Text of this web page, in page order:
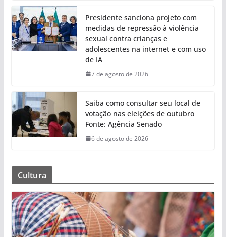
Presidente sanciona projeto com
medidas de repressão à violência
sexual contra crianças e
adolescentes na internet e com uso
de IA
7 de agosto de 2026
Saiba como consultar seu local de
votação nas eleições de outubro
Fonte: Agência Senado
6 de agosto de 2026
Cultura